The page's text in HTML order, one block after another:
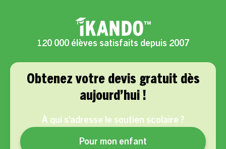
120 000 élèves satisfaits depuis 2007
Obtenez votre devis gratuit dès
aujourd’hui !
À qui s’adresse le soutien scolaire ?
Pour mon enfant